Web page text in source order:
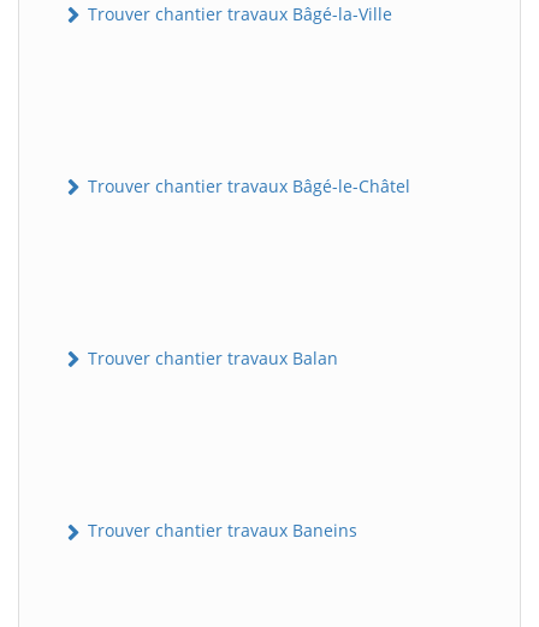
Trouver chantier travaux Bâgé-la-Ville
Trouver chantier travaux Bâgé-le-Châtel
Trouver chantier travaux Balan
Trouver chantier travaux Baneins